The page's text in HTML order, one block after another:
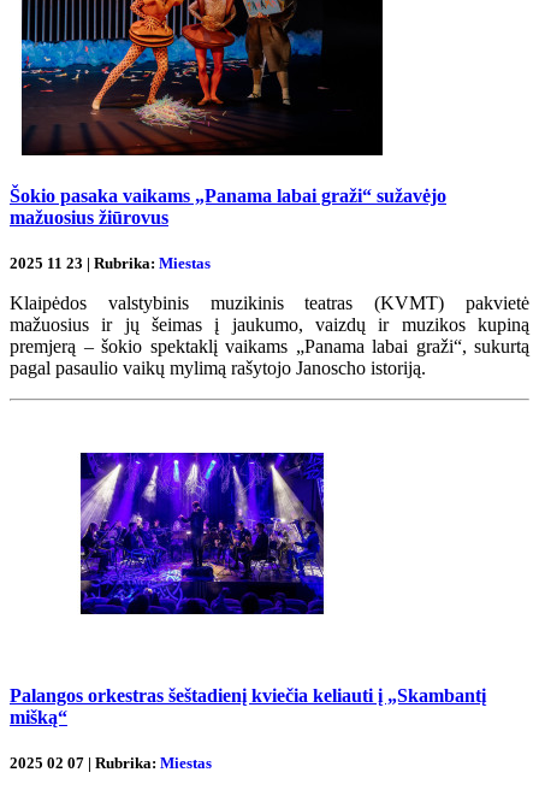
Šokio pasaka vaikams „Panama labai graži“ sužavėjo
mažuosius žiūrovus
2025 11 23 | Rubrika: Miestas
Klaipėdos valstybinis muzikinis teatras (KVMT) pakvietė
mažuosius ir jų šeimas į jaukumo, vaizdų ir muzikos kupiną
premjerą – šokio spektaklį vaikams „Panama labai graži“, sukurtą
pagal pasaulio vaikų mylimą rašytojo Janoscho istoriją.
Palangos orkestras šeštadienį kviečia keliauti į „Skambantį
mišką“
2025 02 07 | Rubrika: Miestas